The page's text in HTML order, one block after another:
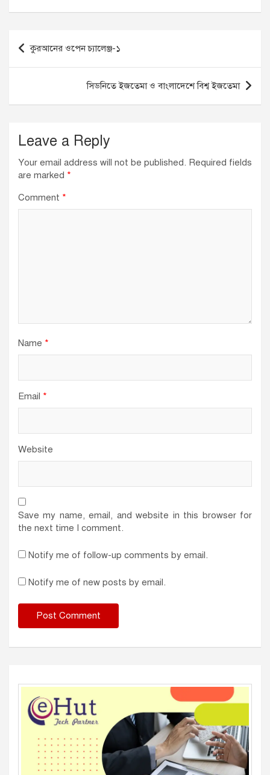
b
o
k
dI A
p
Post
navigation
কুরআনের ওপেন চ্যালেঞ্জ-১
সিডনিতে ইজতেমা ও বাংলাদেশে বিশ্ব ইজতেমা
Leave a Reply
Your email address will not be published. Required fields
are marked *
Comment *
Name *
Email *
Website
Save my name, email, and website in this browser for
the next time I comment.
Notify me of follow-up comments by email.
Notify me of new posts by email.